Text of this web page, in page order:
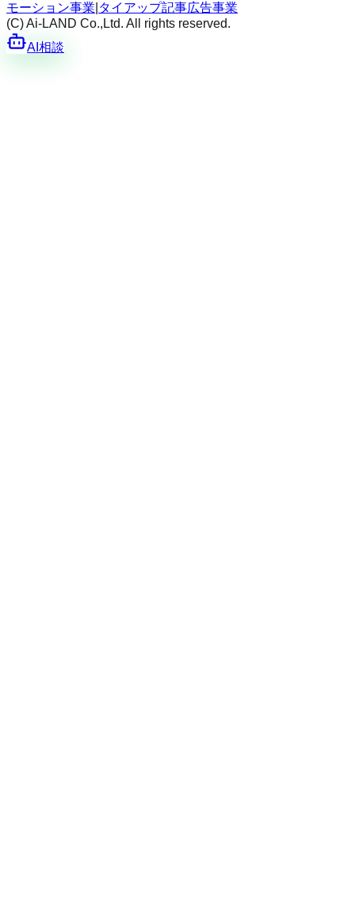
モーション事業 タイアップ記事広告事業
(C) Ai-LAND Co.,Ltd. All rights reserved.
AI相談